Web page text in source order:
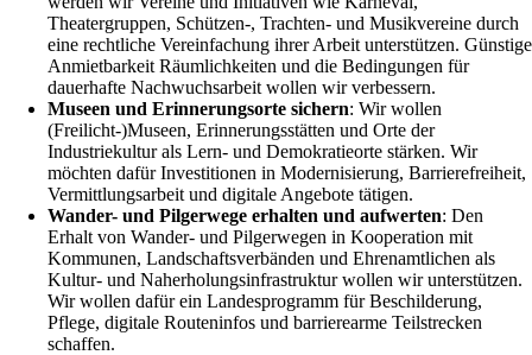
Theatergruppen, Schützen-, Trachten- und Musikvereine durch
eine rechtliche Vereinfachung ihrer Arbeit unterstützen. Günstige
Anmietbarkeit Räumlichkeiten und die Bedingungen für
dauerhafte Nachwuchsarbeit wollen wir verbessern.
Museen und Erinnerungsorte sichern: Wir wollen
(Freilicht-)Museen, Erinnerungsstätten und Orte der
Industriekultur als Lern- und Demokratieorte stärken. Wir
möchten dafür Investitionen in Modernisierung, Barrierefreiheit,
Vermittlungsarbeit und digitale Angebote tätigen.
Wander- und Pilgerwege erhalten und aufwerten: Den
Erhalt von Wander- und Pilgerwegen in Kooperation mit
Kommunen, Landschaftsverbänden und Ehrenamtlichen als
Kultur- und Naherholungsinfrastruktur wollen wir unterstützen.
Wir wollen dafür ein Landesprogramm für Beschilderung,
Pflege, digitale Routeninfos und barrierearme Teilstrecken
schaffen.